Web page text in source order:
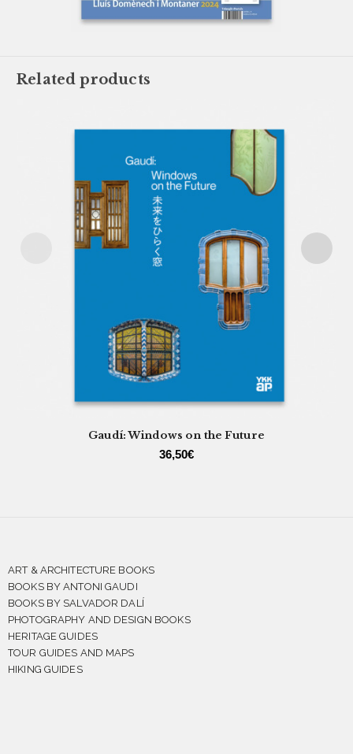
Related products
Gaudí: Windows on the Future
36,50€
ART & ARCHITECTURE BOOKS
BOOKS BY ANTONI GAUDI
BOOKS BY SALVADOR DALÍ
PHOTOGRAPHY AND DESIGN BOOKS
HERITAGE GUIDES
TOUR GUIDES AND MAPS
HIKING GUIDES